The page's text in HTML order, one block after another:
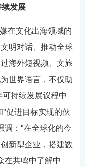
发展
在文化出海领域的
明对话、推动全球
海外短视频、文旅
世界语言，不仅助
持续发展议程中
促进目标实现的伙
调："在全球化的今
新型企业，搭建数
在共鸣中了解中